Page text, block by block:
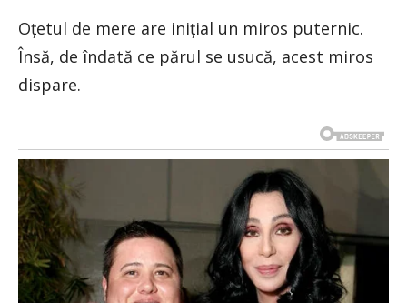
Oțetul de mere are inițial un miros puternic.
Însă, de îndată ce părul se usucă, acest miros
dispare.